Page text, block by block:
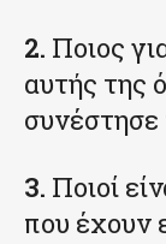
2. Ποιος
αυτής της
συνέστησε
3. Ποιοί
που έχουν